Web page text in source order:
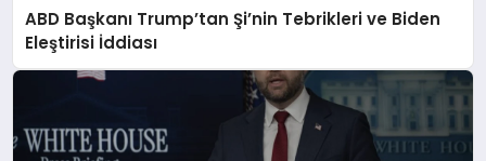
ABD Başkanı Trump’tan Şi’nin Tebrikleri ve Biden
Eleştirisi İddiası